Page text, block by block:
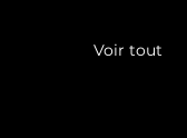
Voir tout